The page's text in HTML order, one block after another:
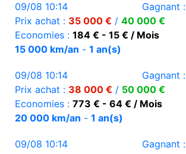
09/08 10:14 Gagnant :
Prix achat : 35 000 € / 40 000 €
Economies : 184 € - 15 € / Mois
15 000 km/an - 1 an(s)
09/08 10:14 Gagnant :
Prix achat : 38 000 € / 50 000 €
Economies : 773 € - 64 € / Mois
20 000 km/an - 1 an(s)
09/08 10:14 Gagnant :